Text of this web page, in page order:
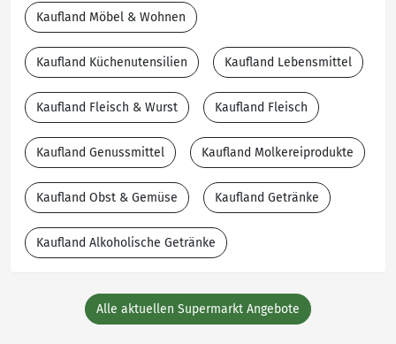
Kaufland Möbel & Wohnen
Kaufland Küchenutensilien Kaufland Lebensmittel
Kaufland Fleisch & Wurst Kaufland Fleisch
Kaufland Genussmittel Kaufland Molkereiprodukte
Kaufland Obst & Gemüse Kaufland Getränke
Kaufland Alkoholische Getränke
Alle aktuellen Supermarkt Angebote